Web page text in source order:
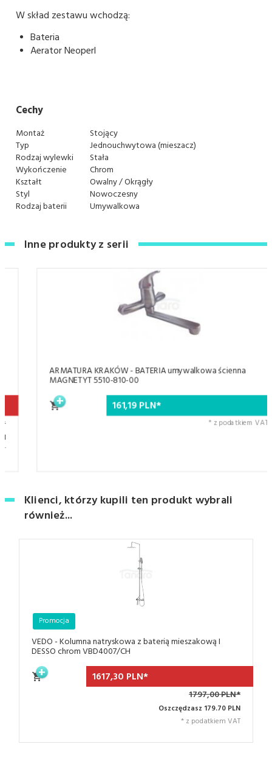
W skład zestawu wchodzą:
Bateria
Aerator Neoperl
Cechy
Montaż
Stojący
Typ
Jednouchwytowa (mieszacz)
Rodzaj wylewki
Stała
Wykończenie
Chrom
Kształt
Owalny / Okrągły
Styl
Nowoczesny
Rodzaj baterii
Umywalkowa
Inne produkty z serii
ARMATURA KRAKÓW - BATERIA umywalkowa ścienna
MAGNETYT 5510-810-00
19PLN*
* z podatkiem VAT
Klienci, którzy kupili ten produkt wybrali
również...
VEDO - Kolumna natryskowa z baterią mieszakową I
DESSO chrom VBD4007/CH
Promocja
1617,30 PLN*
1797,00 PLN*
Oszczędzasz 179.70 PLN
* z podatkiem VAT